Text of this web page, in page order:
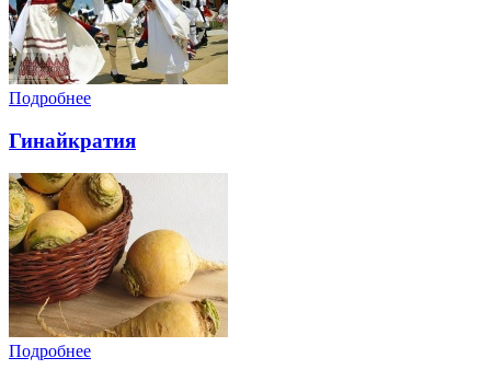
Подробнее
Гинайкратия
Подробнее